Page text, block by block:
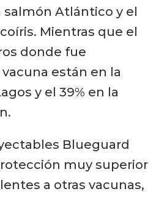
salmón Atlántico y el
Mientras que el
donde fue
están en la
y el 39% en la
Blueguard
muy superior
a otras vacunas,